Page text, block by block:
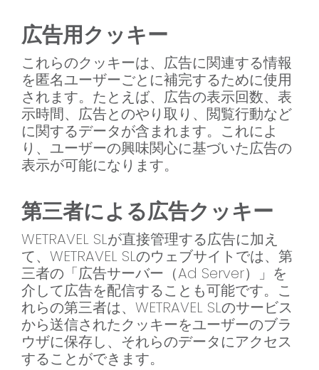
広告用クッキー
これらのクッキーは、広告に関連する情報
を匿名ユーザーごとに補完するために使用
されます。たとえば、広告の表示回数、表
示時間、広告とのやり取り、閲覧行動など
に関するデータが含まれます。これによ
り、ユーザーの興味関心に基づいた広告の
表示が可能になります。
第三者による広告クッキー
WETRAVEL SLが直接管理する広告に加え
て、WETRAVEL SLのウェブサイトでは、第
三者の「広告サーバー（Ad Server）」を
介して広告を配信することも可能です。こ
れらの第三者は、WETRAVEL SLのサービス
から送信されたクッキーをユーザーのブラ
ウザに保存し、それらのデータにアクセス
することができます。